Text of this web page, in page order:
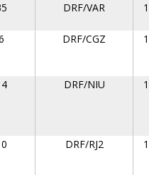
DRF/VAR
DRF/CGZ
DRF/NIU
DRF/RJ2